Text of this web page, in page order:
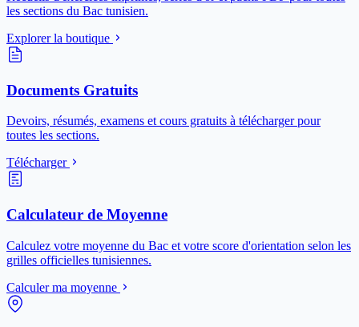
les sections du Bac tunisien.
Explorer la boutique
Documents Gratuits
Devoirs, résumés, examens et cours gratuits à télécharger pour
toutes les sections.
Télécharger
Calculateur de Moyenne
Calculez votre moyenne du Bac et votre score d'orientation selon les
grilles officielles tunisiennes.
Calculer ma moyenne